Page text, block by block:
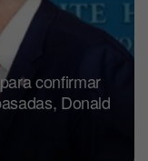
confirmar
Donald